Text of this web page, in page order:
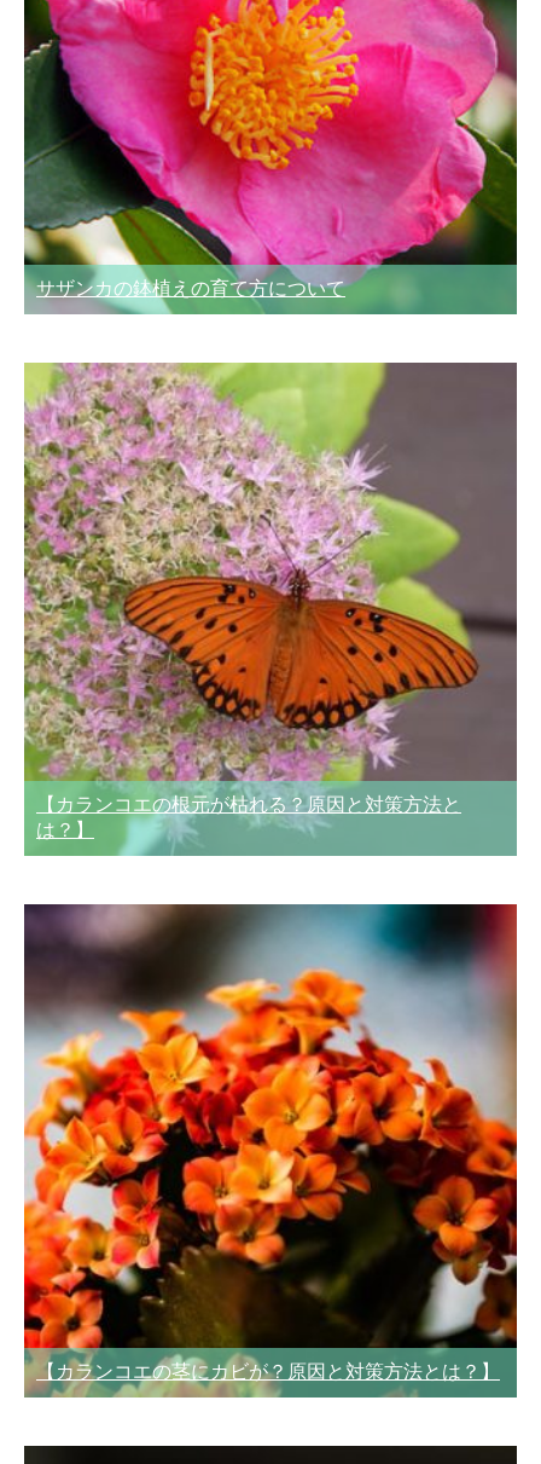
サザンカの鉢植えの育て方について
【カランコエの根元が枯れる？原因と対策方法と
は？】
【カランコエの茎にカビが？原因と対策方法とは？】